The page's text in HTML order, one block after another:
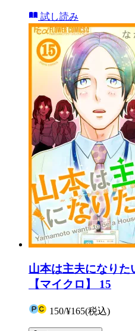
試し読み
山本は主夫になり
【マイクロ】 15
150/¥165(税込)